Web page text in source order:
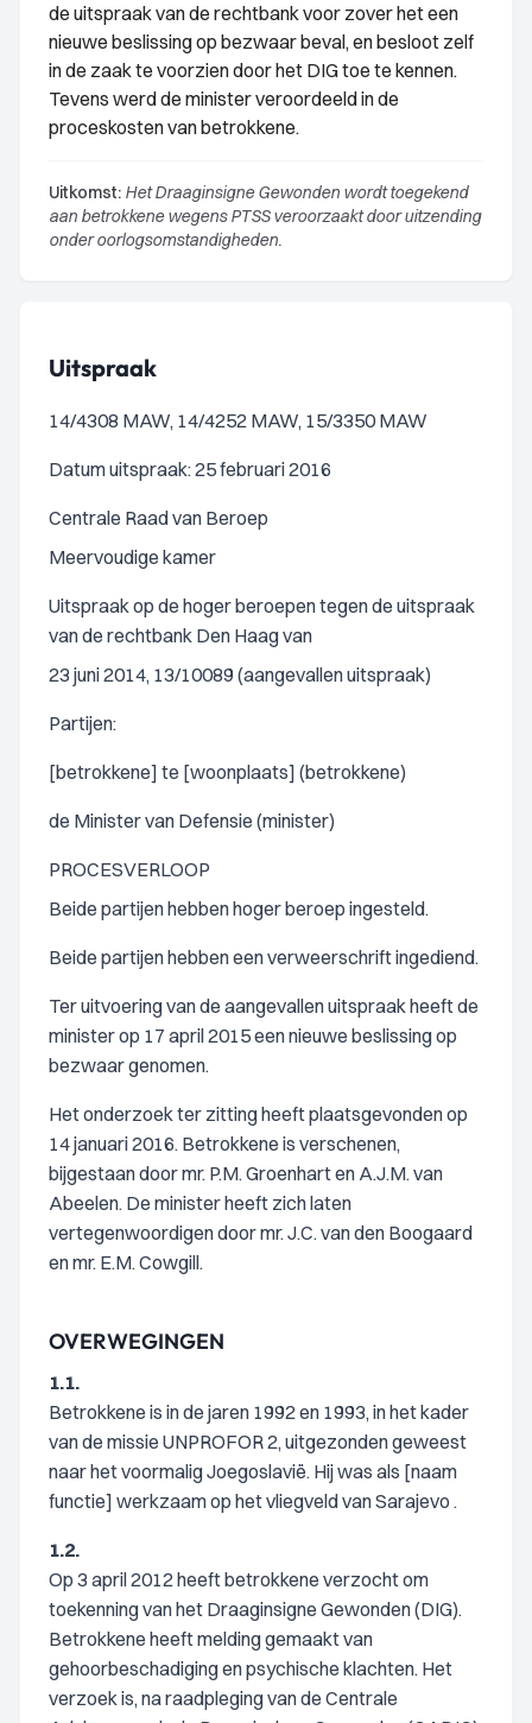
de uitspraak van de rechtbank voor zover het een
nieuwe beslissing op bezwaar beval, en besloot zelf
in de zaak te voorzien door het DIG toe te kennen.
Tevens werd de minister veroordeeld in de
proceskosten van betrokkene.
Uitkomst: Het Draaginsigne Gewonden wordt toegekend
aan betrokkene wegens PTSS veroorzaakt door uitzending
onder oorlogsomstandigheden.
Uitspraak
14/4308 MAW, 14/4252 MAW, 15/3350 MAW
Datum uitspraak: 25 februari 2016
Centrale Raad van Beroep
Meervoudige kamer
Uitspraak op de hoger beroepen tegen de uitspraak
van de rechtbank Den Haag van
23 juni 2014, 13/10089 (aangevallen uitspraak)
Partijen:
[betrokkene] te [woonplaats] (betrokkene)
de Minister van Defensie (minister)
PROCESVERLOOP
Beide partijen hebben hoger beroep ingesteld.
Beide partijen hebben een verweerschrift ingediend.
Ter uitvoering van de aangevallen uitspraak heeft de
minister op 17 april 2015 een nieuwe beslissing op
bezwaar genomen.
Het onderzoek ter zitting heeft plaatsgevonden op
14 januari 2016. Betrokkene is verschenen,
bijgestaan door mr. P.M. Groenhart en A.J.M. van
Abeelen. De minister heeft zich laten
vertegenwoordigen door mr. J.C. van den Boogaard
en mr. E.M. Cowgill.
OVERWEGINGEN
1.1.
Betrokkene is in de jaren 1992 en 1993, in het kader
van de missie UNPROFOR 2, uitgezonden geweest
naar het voormalig Joegoslavië. Hij was als [naam
functie] werkzaam op het vliegveld van Sarajevo .
1.2.
Op 3 april 2012 heeft betrokkene verzocht om
toekenning van het Draaginsigne Gewonden (DIG).
Betrokkene heeft melding gemaakt van
gehoorbeschadiging en psychische klachten. Het
verzoek is, na raadpleging van de Centrale